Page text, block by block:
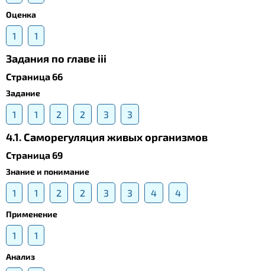
Оценка
1 1
Задания по главе iii
Страница 66
Задание
1 1 2 2 3 3
4.1. Саморегуляция живых организмов
Страница 69
Знание и понимание
1 1 2 2 3 3 4 4
Применение
1 1
Анализ